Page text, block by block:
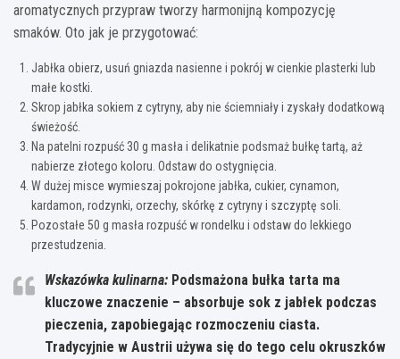
aromatycznych przypraw tworzy harmonijną kompozycję
smaków. Oto jak je przygotować:
Jabłka obierz, usuń gniazda nasienne i pokrój w cienkie plasterki lub
małe kostki.
Skrop jabłka sokiem z cytryny, aby nie ściemniały i zyskały dodatkową
świeżość.
Na patelni rozpuść 30 g masła i delikatnie podsmaż bułkę tartą, aż
nabierze złotego koloru. Odstaw do ostygnięcia.
W dużej misce wymieszaj pokrojone jabłka, cukier, cynamon,
kardamon, rodzynki, orzechy, skórkę z cytryny i szczyptę soli.
Pozostałe 50 g masła rozpuść w rondelku i odstaw do lekkiego
przestudzenia.
Wskazówka kulinarna: Podsmażona bułka tarta ma
kluczowe znaczenie – absorbuje sok z jabłek podczas
pieczenia, zapobiegając rozmoczeniu ciasta.
Tradycyjnie w Austrii używa się do tego celu okruszków